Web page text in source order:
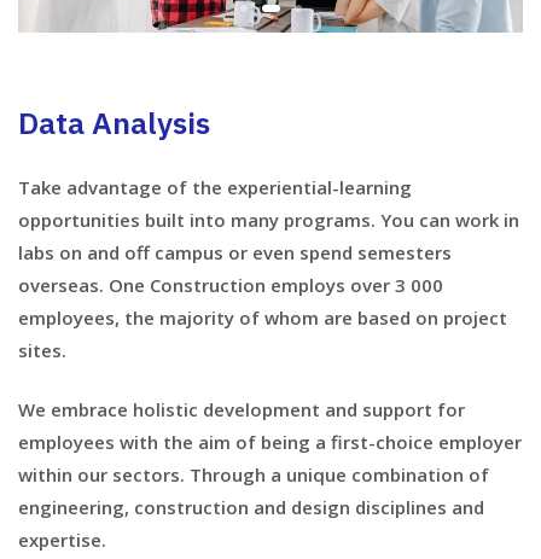
Data Analysis
Take advantage of the experiential-learning
opportunities built into many programs. You can work in
labs on and off campus or even spend semesters
overseas. One Construction employs over 3 000
employees, the majority of whom are based on project
sites.
We embrace holistic development and support for
employees with the aim of being a first-choice employer
within our sectors. Through a unique combination of
engineering, construction and design disciplines and
expertise.